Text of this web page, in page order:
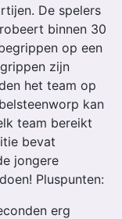
De spelers
binnen 30
op een
zijn
het team op
kan
team bereikt
bevat
jongere
Pluspunten:
erg